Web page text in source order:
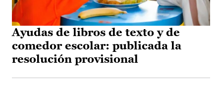
Ayudas de libros de texto y de
comedor escolar: publicada la
resolución provisional